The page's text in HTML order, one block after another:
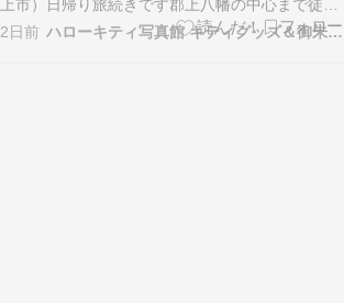
上市）日帰り旅続きです郡上八幡の中心まで徒歩
移動しました▼町の中心を走っている吉田川郡上
市八幡を流れる「吉田川」は、町の中心を東西に
2日前 ハローキティ写真館 キティグッズ＆御朱印集めのプチ旅日記